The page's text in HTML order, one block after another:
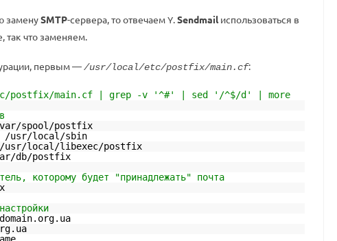
заменуSMTP-сервера, то отвечаемY.Sendmailиспользоваться в
так что заменяем.
первым —/usr/local/etc/postfix/main.cf:
postfix/main.cf | grep -v '^#' | sed '/^$/d' | more
spool/postfix
= /usr/local/sbin
/usr/local/libexec/postfix
db/postfix
которому будет "принадлежать" почта